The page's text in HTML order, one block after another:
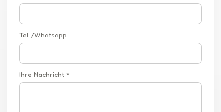
Tel /Whatsapp
Ihre Nachricht *